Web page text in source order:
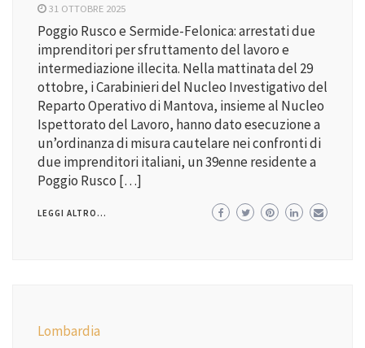
31 OTTOBRE 2025
Poggio Rusco e Sermide-Felonica: arrestati due
imprenditori per sfruttamento del lavoro e
intermediazione illecita. Nella mattinata del 29
ottobre, i Carabinieri del Nucleo Investigativo del
Reparto Operativo di Mantova, insieme al Nucleo
Ispettorato del Lavoro, hanno dato esecuzione a
un’ordinanza di misura cautelare nei confronti di
due imprenditori italiani, un 39enne residente a
Poggio Rusco […]
LEGGI ALTRO...
Lombardia